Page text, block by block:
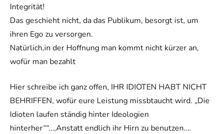
Integrität!
Das geschieht nicht, da das Publikum, besorgt ist, um
ihren Ego zu versorgen.
Natürlich,in der Hoffnung man kommt nicht kürzer an,
wofür man bezahlt
Hier schreibe ich ganz offen, IHR IDIOTEN HABT NICHT
BEHRIFFEN, wofür eure Leistung missbtaucht wird. „Die
Idioten laufen ständig hinter Ideologien
hinterher““…,Anstatt endlich ihr Hirn zu benutzen….